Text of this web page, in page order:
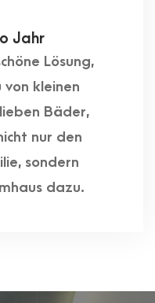
Jahr
Lösung,
von kleinen
Bäder,
nur den
sondern
dazu.